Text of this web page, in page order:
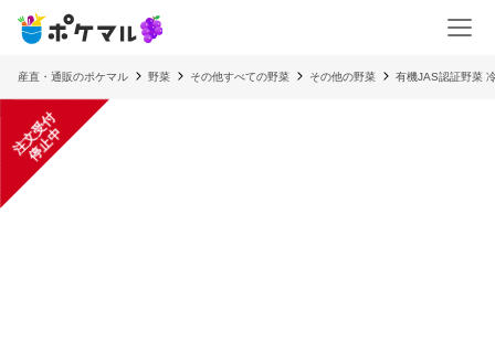
産直・通販のポケマル 野菜 その他すべての野菜 その他の野菜 有機JAS認証野菜
注
文
受
付
停
止
中